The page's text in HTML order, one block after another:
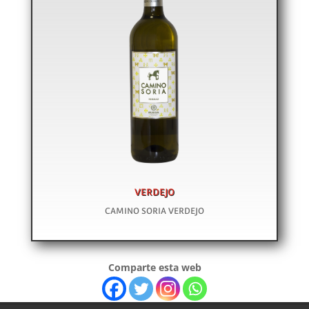
VERDEJO
CAMINO SORIA VERDEJO
Comparte esta web